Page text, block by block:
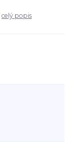
celý popis